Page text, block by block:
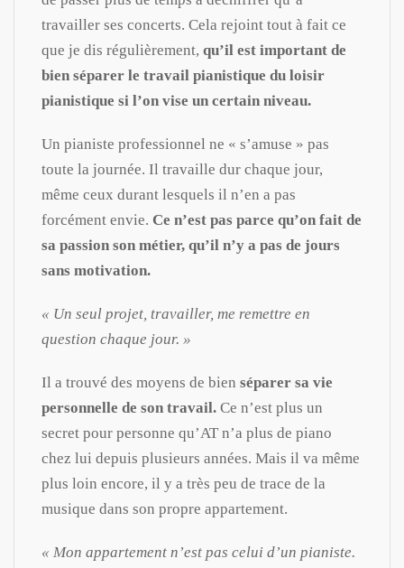
travailler ses concerts. Cela rejoint tout à fait ce
que je dis régulièrement, qu’il est important de
bien séparer le travail pianistique du loisir
pianistique si l’on vise un certain niveau.
Un pianiste professionnel ne « s’amuse » pas
toute la journée. Il travaille dur chaque jour,
même ceux durant lesquels il n’en a pas
forcément envie. Ce n’est pas parce qu’on fait de
sa passion son métier, qu’il n’y a pas de jours
sans motivation.
« Un seul projet, travailler, me remettre en
question chaque jour. »
Il a trouvé des moyens de bien séparer sa vie
personnelle de son travail. Ce n’est plus un
secret pour personne qu’AT n’a plus de piano
chez lui depuis plusieurs années. Mais il va même
plus loin encore, il y a très peu de trace de la
musique dans son propre appartement.
« Mon appartement n’est pas celui d’un pianiste.